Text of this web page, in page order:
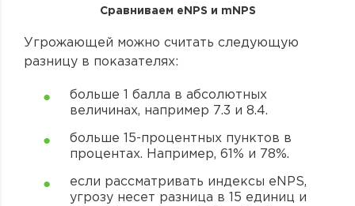
Сравниваем eNPS и mNPS
Угрожающей можно считать следующую
разницу в показателях:
больше 1 балла в абсолютных
величинах, например 7.3 и 8.4.
больше 15-процентных пунктов в
процентах. Например, 61% и 78%.
если рассматривать индексы eNPS,
угрозу несет разница в 15 единиц и